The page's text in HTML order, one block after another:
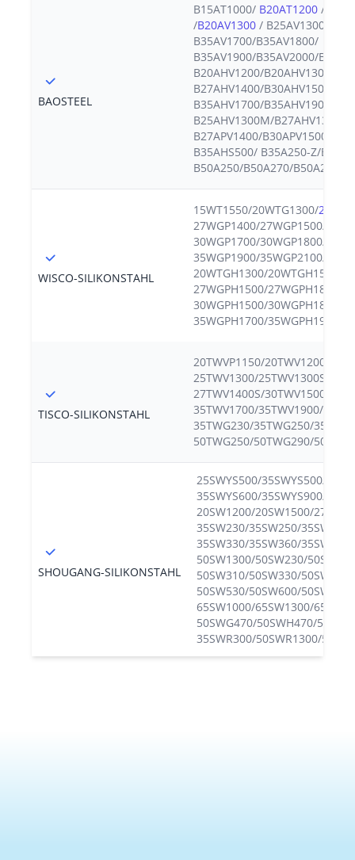
BAOSTEEL
B15AT1000/ B20AT1200 /
/B20AV1300 / B25AV1300/
B35AV1700/B35AV1800/
B35AV1900/B35AV2000/
B20AHV1200/B20AHV1300/
B27AHV1400/B30AHV1500/
B35AHV1700/B35AHV1900/
B25AHV1300M/B27AHV1300M/
B27APV1400/B30APV1500/
B35AHS500/ B35A250-Z/
B50A250/B50A270/B50A290/
WISCO-SILIKONSTAHL
15WT1550/20WTG1300/
27WGP1400/27WGP1500/
30WGP1700/30WGP1800/
35WGP1900/35WGP2100/
20WTGH1300/20WTGH1500/
27WGPH1500/27WGPH1800/
30WGPH1500/30WGPH1800/
35WGPH1700/35WGPH1900
TISCO-SILIKONSTAHL
20TWVP1150/20TWV1200/
25TWV1300/25TWV1300S/
27TWV1400S/30TWV1500/
35TWV1700/35TWV1900/
35TWG230/35TWG250/
50TWG250/50TWG290/
SHOUGANG-SILIKONSTAHL
25SWYS500/35SWYS500/
35SWYS600/35SWYS900/
20SW1200/20SW1500/
35SW230/35SW250/
35SW330/35SW360/
50SW1300/50SW230/
50SW310/50SW330/
50SW530/50SW600/
65SW1000/65SW1300/
50SWG470/50SWH470/
35SWR300/50SWR1300/